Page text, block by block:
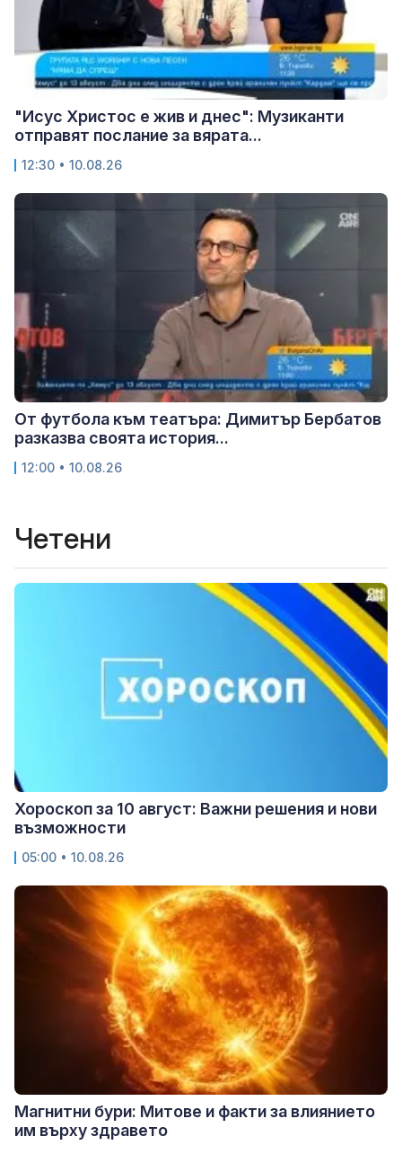
"Исус Христос е жив и днес": Музиканти
отправят послание за вярата...
12:30 • 10.08.26
От футбола към театъра: Димитър Бербатов
разказва своята история...
12:00 • 10.08.26
Четени
Хороскоп за 10 август: Важни решения и нови
възможности
05:00 • 10.08.26
Магнитни бури: Митове и факти за влиянието
им върху здравето